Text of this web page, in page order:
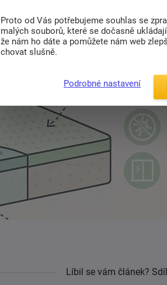
Líbil se vám článek?
Proto od Vás potřebujeme souhlas se
malých souborů, které se dočasně
že nám ho dáte a pomůžete nám web
chovat slušně.
Podrobné nastavení